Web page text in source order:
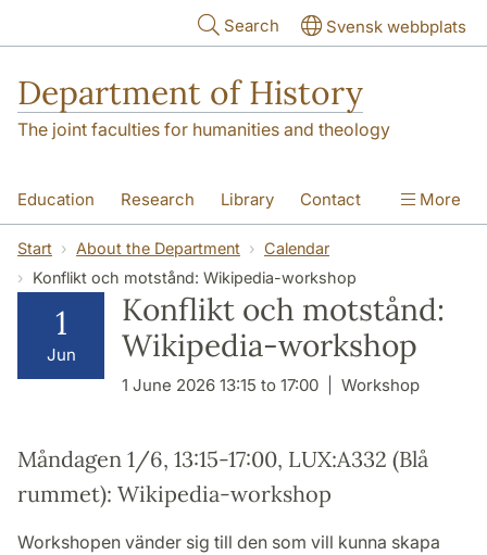
Search Svensk webbplats
Department of History
The joint faculties for humanities and theology
Education Research Library Contact
About the Department
More
Start About the Department
Calendar
Konflikt och motstånd: Wikipedia-workshop
1
Jun
Konflikt och motstånd:
Wikipedia-workshop
1 June 2026 13:15 to 17:00 Workshop
Måndagen 1/6, 13:15-17:00, LUX:A332 (Blå
rummet): Wikipedia-workshop
Workshopen vänder sig till den som vill kunna skapa